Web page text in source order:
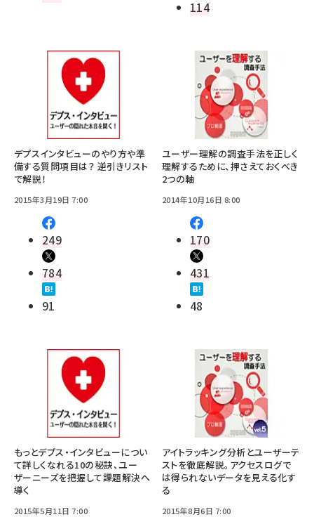
114
デプスインタビューのやり方や準
備する質問項目は？ 逆引きリスト
で解説！
2015年3月19日 7:00
249
784
91
ユーザー理解の調査手法を正しく
理解するために、押さえておくべき
2つの軸
2014年10月16日 8:00
170
431
48
もっとデプス・インタビューについ
て詳しくなれる10の秘訣、ユー
ザーニーズを把握して課題解決へ
導く
2015年5月11日 7:00
アイトラッキング分析とユーザーテ
ストを徹底解説。アクセスログで
は得られないデータを見える化す
る
2015年8月6日 7:00